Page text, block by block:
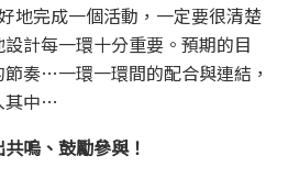
地完成一個活動，一定要很清楚
計每一環十分重要。預期的目
奏…一環一環間的配合與連結，
其中…
嗚、鼓勵參與！